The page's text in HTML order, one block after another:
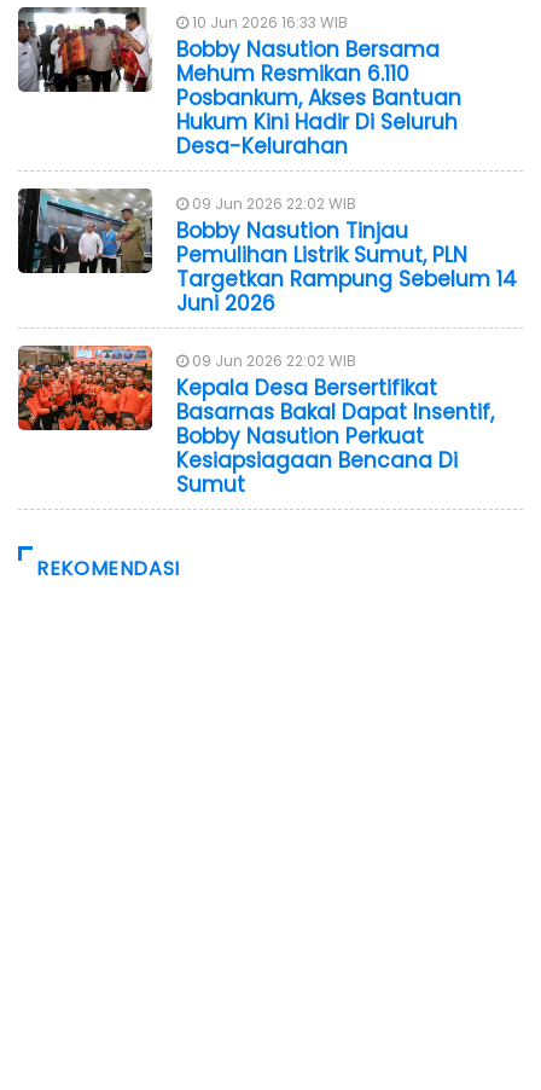
10 Jun 2026 16:33 WIB
Bobby Nasution Bersama
Mehum Resmikan 6.110
Posbankum, Akses Bantuan
Hukum Kini Hadir Di Seluruh
Desa-Kelurahan
09 Jun 2026 22:02 WIB
Bobby Nasution Tinjau
Pemulihan Listrik Sumut, PLN
Targetkan Rampung Sebelum 14
Juni 2026
09 Jun 2026 22:02 WIB
Kepala Desa Bersertifikat
Basarnas Bakal Dapat Insentif,
Bobby Nasution Perkuat
Kesiapsiagaan Bencana Di
Sumut
REKOMENDASI